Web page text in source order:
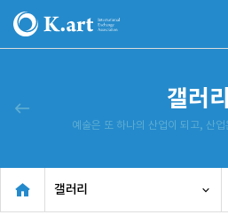
west 갤러리
예술은 또 하나의 산업이 되고, 산
갤러리